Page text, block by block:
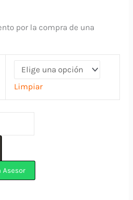
por la compra de una
Limpiar
Asesor